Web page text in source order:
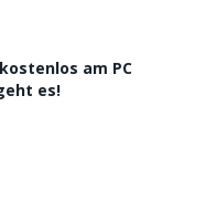
am PC
es!